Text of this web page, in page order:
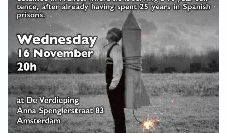
VB FRIESLAND
VB WEST-FRIESLAND
ZWARTE MUGGEN
WERKGROEP ARBEID
WERKGROEP PROPAGANDA
Press release
Oproep
Demo
Update